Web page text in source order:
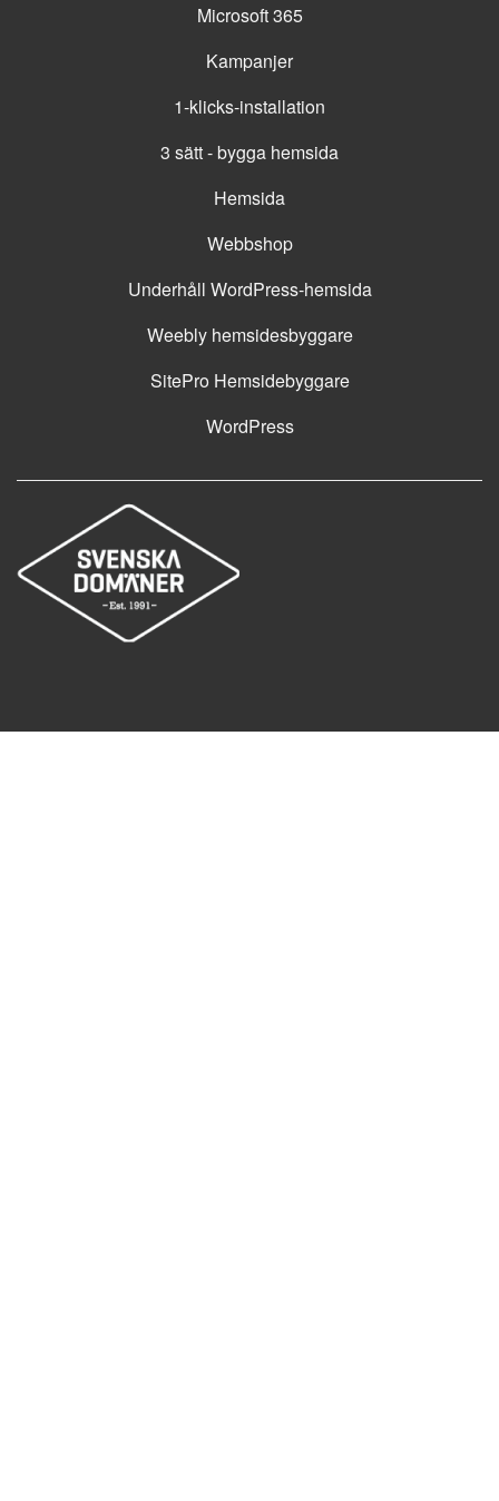
Microsoft 365
Kampanjer
1-klicks-installation
3 sätt - bygga hemsida
Hemsida
Webbshop
Underhåll WordPress-hemsida
Weebly hemsidesbyggare
SitePro Hemsidebyggare
WordPress